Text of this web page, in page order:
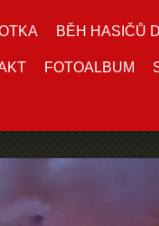
BĚH HASIČŮ
FOTOALBUM